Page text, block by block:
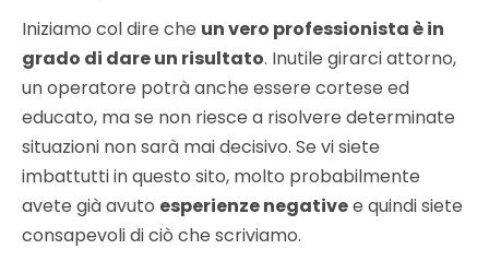
Iniziamo col dire che un vero professionista è in
grado di dare un risultato. Inutile girarci attorno,
un operatore potrà anche essere cortese ed
educato, ma se non riesce a risolvere determinate
situazioni non sarà mai decisivo. Se vi siete
imbattutti in questo sito, molto probabilmente
avete già avuto esperienze negativee quindi siete
consapevoli di ciò che scriviamo.